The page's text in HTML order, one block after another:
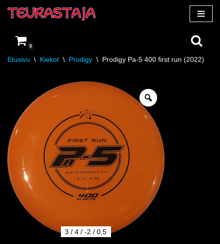
suoraan
sisältöön
0
Etusivu \ Kiekot \ Prodigy \ Prodigy Pa-5 400 first run (2022)
3 / 4 / -2 / 0,5